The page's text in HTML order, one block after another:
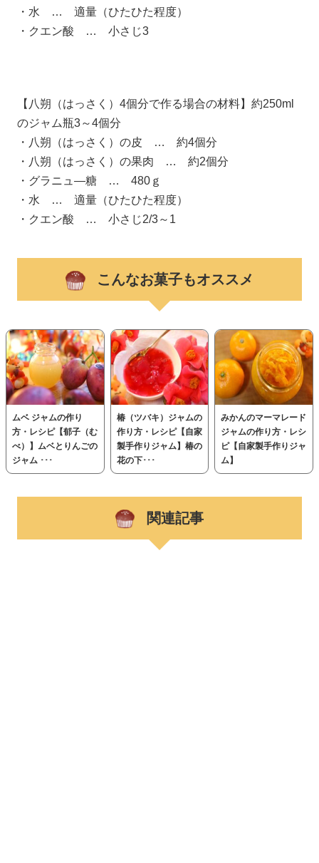
・水 … 適量（ひたひた程度）
・クエン酸 … 小さじ3
【八朔（はっさく）4個分で作る場合の材料】約250ml
のジャム瓶3～4個分
・八朔（はっさく）の皮 … 約4個分
・八朔（はっさく）の果肉 … 約2個分
・グラニュ―糖 … 480ｇ
・水 … 適量（ひたひた程度）
・クエン酸 … 小さじ2/3～1
こんなお菓子もオススメ
ムベ ジャムの作り
方・レシピ【郁子（む
べ）】ムベとりんごの
ジャム ･･･
椿（ツバキ）ジャムの
作り方・レシピ【自家
製手作りジャム】椿の
花の下･･･
みかんのマーマレード
ジャムの作り方・レシ
ピ【自家製手作りジャ
ム】
関連記事